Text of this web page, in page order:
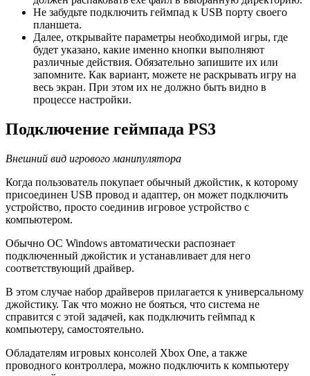
Не забудьте подключить геймпад к USB порту своего
планшета.
Далее, открывайте параметры необходимой игры, где
будет указано, какие именно кнопки выполняют
различные действия. Обязательно запишите их или
запомните. Как вариант, можете не раскрывать игру на
весь экран. При этом их не должно быть видно в
процессе настройки.
Подключение геймпада PS3
Внешний вид игрового манипулятора
Когда пользователь покупает обычный джойстик, к которому
присоединен USB провод и адаптер, он может подключить
устройство, просто соединив игровое устройство с
компьютером.
Обычно ОС Windows автоматически распознает
подключенный джойстик и устанавливает для него
соответствующий драйвер.
В этом случае набор драйверов прилагается к универсальному
джойстику. Так что можно не бояться, что система не
справится с этой задачей, как подключить геймпад к
компьютеру, самостоятельно.
Обладателям игровых консолей Xbox One, а также
проводного контроллера, можно подключить к компьютеру